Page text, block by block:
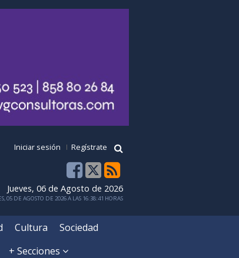
Iniciar sesión Regístrate
Jueves, 06 de Agosto de 2026
05 DE AGOSTO DE 2026 A LAS 16:38:41 HORAS
Cultura
Sociedad
+ Secciones